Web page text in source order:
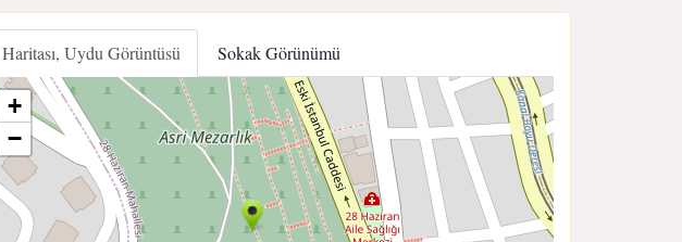
Haritası, Uydu Görüntüsü Sokak Görünümü
+
−